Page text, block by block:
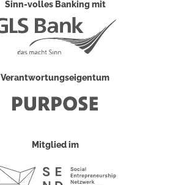
Sinn-volles Banking mit
Verantwortungseigentum
Mitglied im